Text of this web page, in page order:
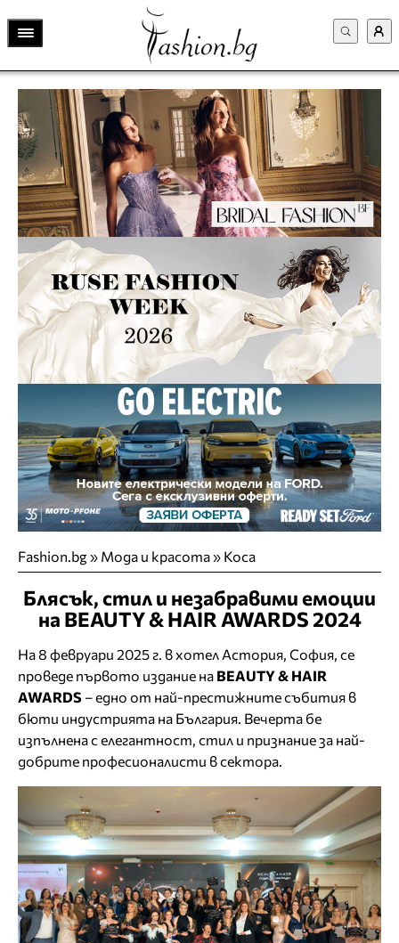
Fashion.bg» Мода и красота» Коса
Блясък, стил и незабравими емоции
на BEAUTY & HAIR AWARDS 2024
На 8 февруари 2025 г. в хотел Астория, София, се
проведе първото издание на BEAUTY& HAIR
AWARDS – едно от най-престижните събития в
бюти индустрията на България. Вечерта бе
изпълнена с елегантност, стил и признание за най-
добрите професионалисти в сектора.